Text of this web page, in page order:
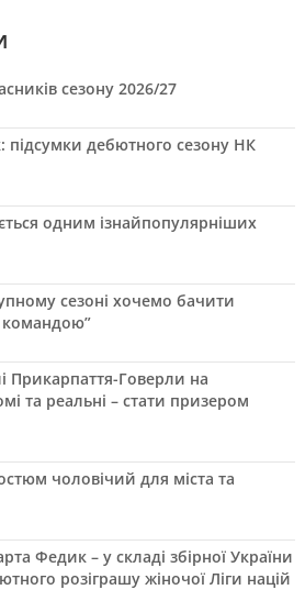
сезону 2026/27
дебютного сезону НК
одним ізнайпопулярніших
сезоні хочемо бачити
командою”
Прикарпаття-Говерли на
та реальні – стати призером
чоловічий для міста та
Федик – у складі збірної України
розіграшу жіночої Ліги націй